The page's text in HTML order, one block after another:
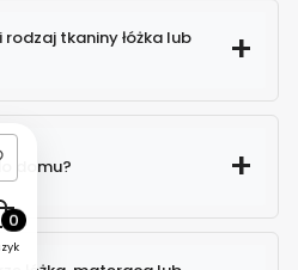
tkaniny łóżka lub
domu?
w koszyku: 0. Zobacz